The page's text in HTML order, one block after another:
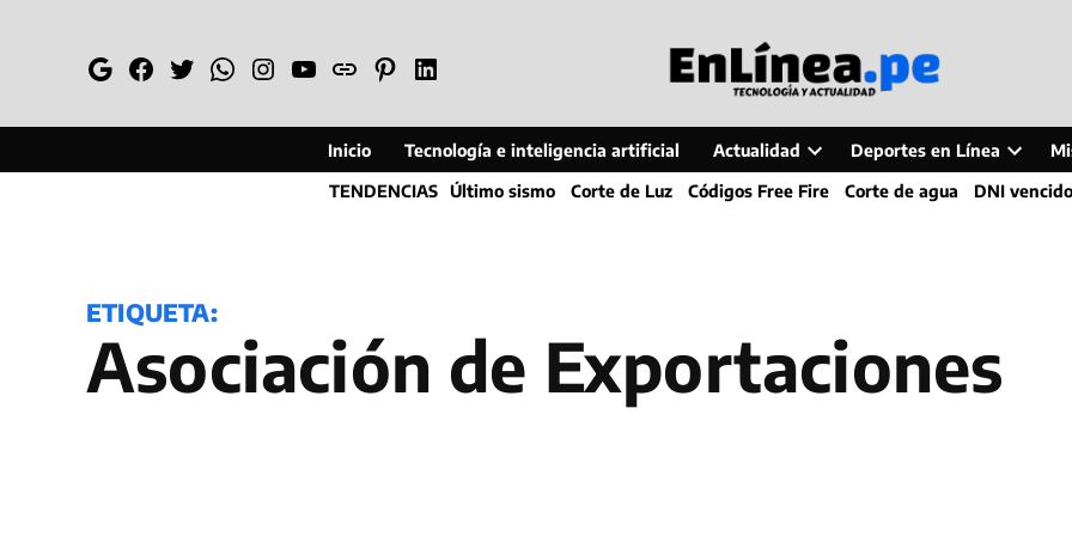
GoogleFacebook
TwitterWhatsapp
Instagram
YouTube
WebPinterestLinkedin
Inicio Tecnología e inteligencia artificial Actualidad
Open
dropdown
Deportes en Línea
Open
dropdown
TENDENCIAS Último sismo Corte de Luz Códigos Free Fire Corte de agua DNI vencido
ETIQUETA:
Asociación de Exportaciones